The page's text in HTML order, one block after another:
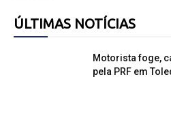
ÚLTIMAS NOTÍCIAS
Motorista foge,
pela PRF em